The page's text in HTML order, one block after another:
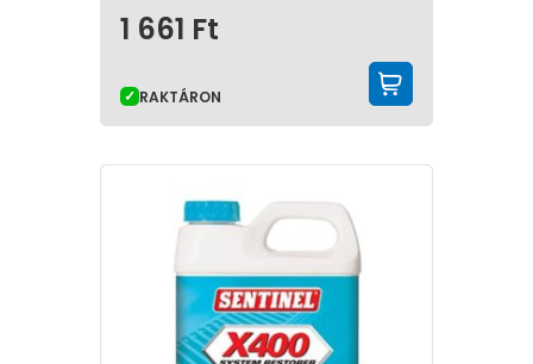
1 661 Ft
RAKTÁRON